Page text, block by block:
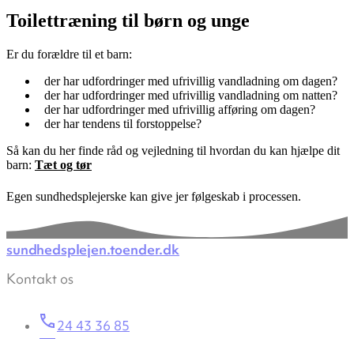
Toilettræning til børn og unge
Er du forældre til et barn:
der har udfordringer med ufrivillig vandladning om dagen?
der har udfordringer med ufrivillig vandladning om natten?
der har udfordringer med ufrivillig afføring om dagen?
der har tendens til forstoppelse?
Så kan du her finde råd og vejledning til hvordan du kan hjælpe dit
barn: Tæt og tør
Egen sundhedsplejerske kan give jer følgeskab i processen.
sundhedsplejen.toender.dk
Kontakt os
24 43 36 85